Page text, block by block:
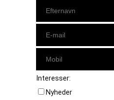
Interesser:
Nyheder